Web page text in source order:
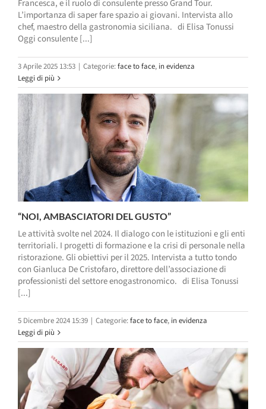
Francesca, e il ruolo di consulente presso Grand Tour.
L’importanza di saper fare spazio ai giovani. Intervista allo
chef, maestro della gastronomia siciliana. di Elisa Tonussi
Oggi consulente [...]
3 Aprile 2025 13:53 | Categorie:face to face, in evidenza
Leggi di più
“NOI, AMBASCIATORI DEL GUSTO”
Le attività svolte nel 2024. Il dialogo con le istituzioni e gli enti
territoriali. I progetti di formazione e la crisi di personale nella
ristorazione. Gli obiettivi per il 2025. Intervista a tutto tondo
con Gianluca De Cristofaro, direttore dell’associazione di
professionisti del settore enogastronomico. di Elisa Tonussi
[...]
5 Dicembre 2024 15:39 | Categorie:face to face, in evidenza
Leggi di più